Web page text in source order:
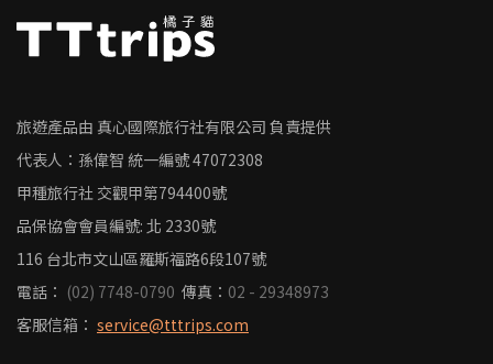
旅遊產品由 真心國際旅行社有限公司 負責提供
代表人：孫偉智 統一編號47072308
甲種旅行社 交觀甲第794400號
品保協會會員編號: 北 2330號
116 台北市文山區羅斯福路6段107號
電話： (02) 7748-0790 傳真： 02 - 29348973
客服信箱： service@tttrips.com